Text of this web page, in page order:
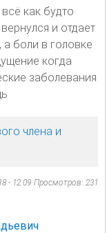
как будто
и отдает
боли в головке
когда
заболевания
члена и
- 12:09 Просмотров: 231